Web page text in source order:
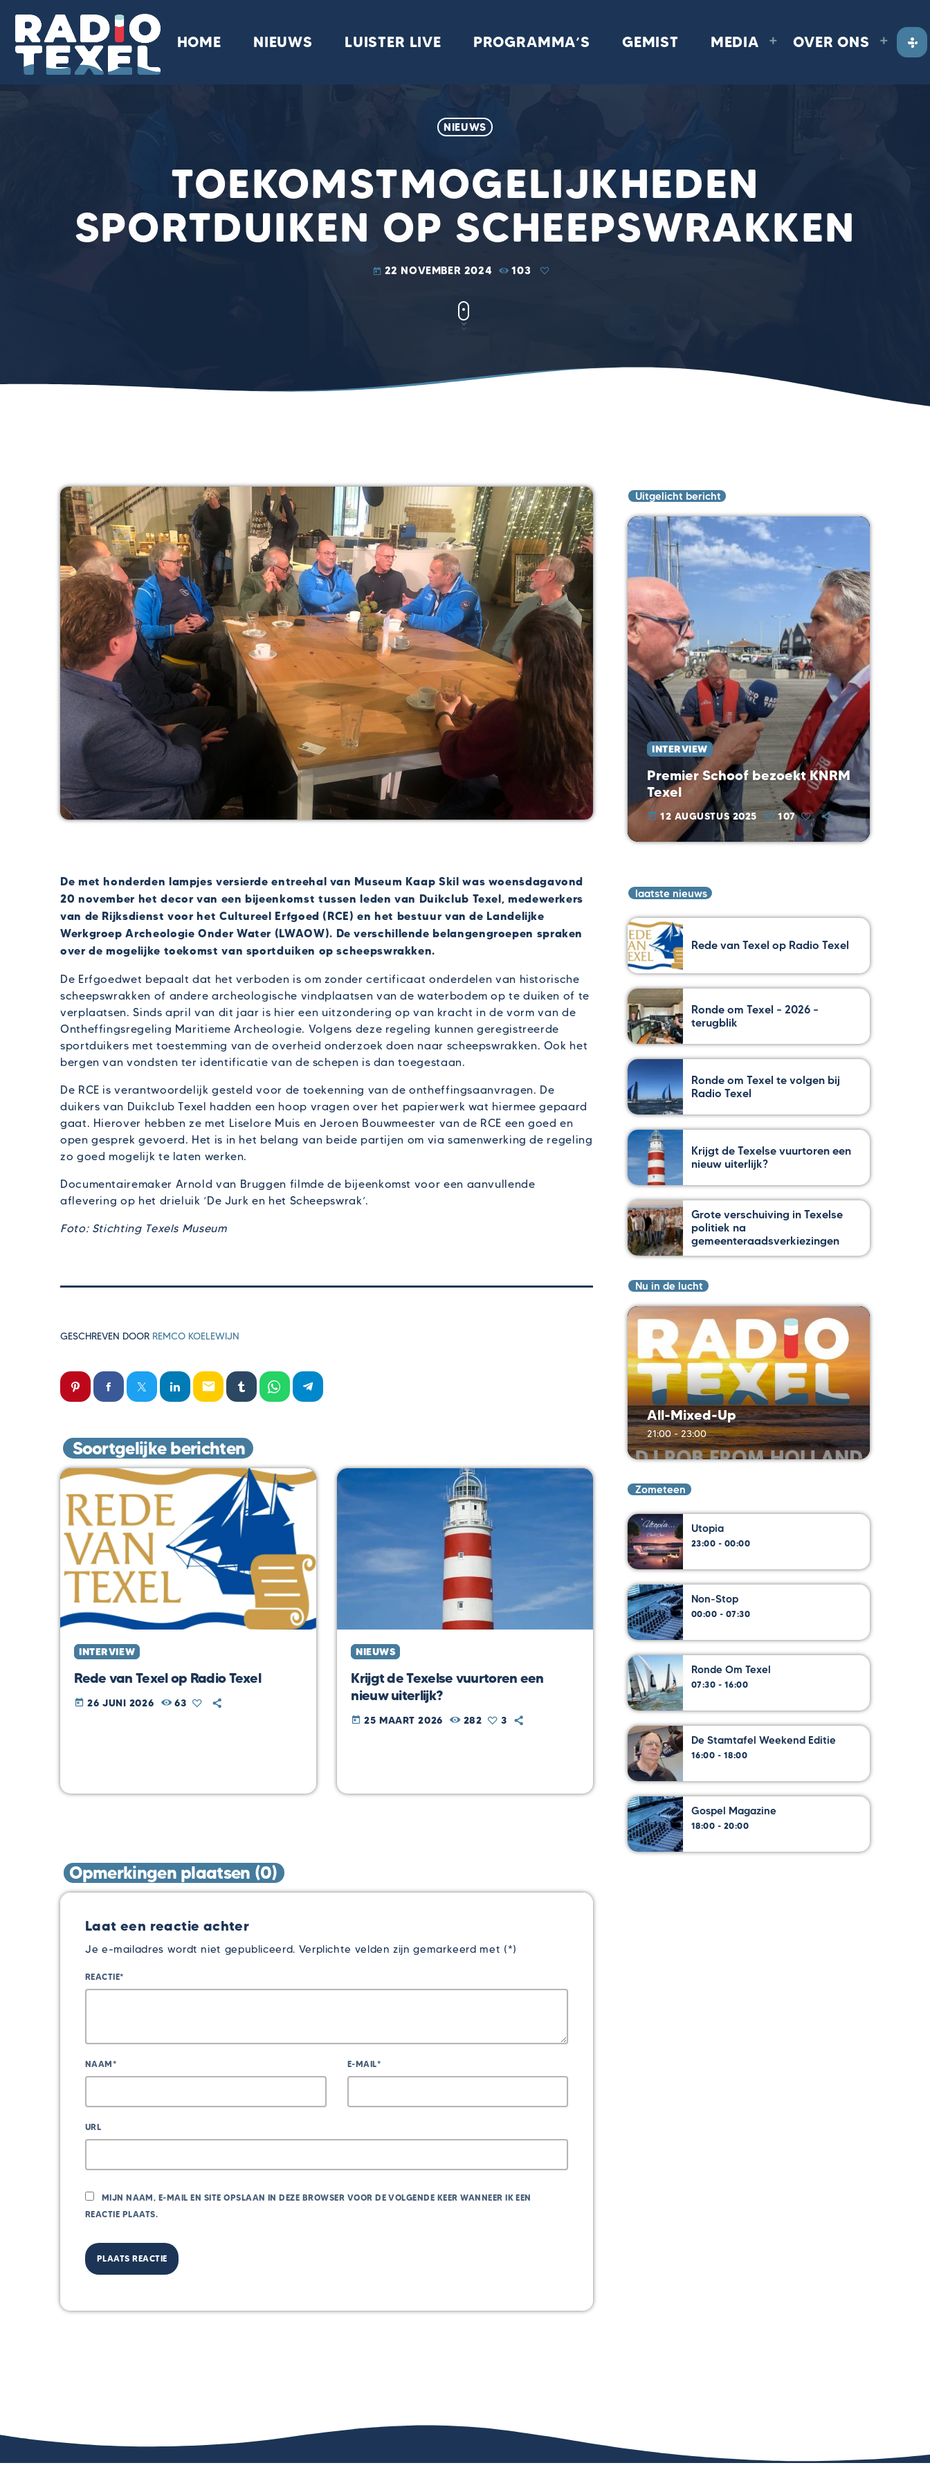
HOME NIEUWS LUISTER LIVE PROGRAMMA’S GEMIST MEDIA OVER ONS
NIEUWS
TOEKOMSTMOGELIJKHEDEN
SPORTDUIKEN OP SCHEEPSWRAKKEN
today 22 NOVEMBER 2024 103
De met honderden lampjes versierde entreehal van Museum Kaap Skil was woensdagavond
20 november het decor van een bijeenkomst tussen leden van Duikclub Texel, medewerkers
van de Rijksdienst voor het Cultureel Erfgoed (RCE) en het bestuur van de Landelijke
Werkgroep Archeologie Onder Water (LWAOW). De verschillende belangengroepen spraken
over de mogelijke toekomst van sportduiken op scheepswrakken.
De Erfgoedwet bepaalt dat het verboden is om zonder certificaat onderdelen van historische
scheepswrakken of andere archeologische vindplaatsen van de waterbodem op te duiken of te
verplaatsen. Sinds april van dit jaar is hier een uitzondering op van kracht in de vorm van de
Ontheffingsregeling Maritieme Archeologie. Volgens deze regeling kunnen geregistreerde
sportduikers met toestemming van de overheid onderzoek doen naar scheepswrakken. Ook het
bergen van vondsten ter identificatie van de schepen is dan toegestaan.
De RCE is verantwoordelijk gesteld voor de toekenning van de ontheffingsaanvragen. De
duikers van Duikclub Texel hadden een hoop vragen over het papierwerk wat hiermee gepaard
gaat. Hierover hebben ze met Liselore Muis en Jeroen Bouwmeester van de RCE een goed en
open gesprek gevoerd. Het is in het belang van beide partijen om via samenwerking de regeling
zo goed mogelijk te laten werken.
Documentairemaker Arnold van Bruggen filmde de bijeenkomst voor een aanvullende
aflevering op het drieluik ‘De Jurk en het Scheepswrak’.
Foto: Stichting Texels Museum
GESCHREVEN DOOR REMCO KOELEWIJN
email
Soortgelijke berichten
INTERVIEW
Rede van Texel op Radio Texel
today 26 JUNI 2026 63
NIEUWS
Krijgt de Texelse vuurtoren een
nieuw uiterlijk?
today 25 MAART 2026 282 3
Opmerkingen plaatsen (0)
Laat een reactie achter
Je e-mailadres wordt niet gepubliceerd. Verplichte velden zijn gemarkeerd met (*)
REACTIE*
NAAM* E-MAIL*
URL
MIJN NAAM, E-MAIL EN SITE OPSLAAN IN DEZE BROWSER VOOR DE VOLGENDE KEER WANNEER IK EEN
REACTIE PLAATS.
Uitgelicht bericht
INTERVIEW
Premier Schoof bezoekt KNRM
Texel
today 12 AUGUSTUS 2025 107
laatste nieuws
Rede van Texel op Radio Texel
Ronde om Texel – 2026 –
terugblik
Ronde om Texel te volgen bij
Radio Texel
Krijgt de Texelse vuurtoren een
nieuw uiterlijk?
Grote verschuiving in Texelse
politiek na
gemeenteraadsverkiezingen
Nu in de lucht
All-Mixed-Up
21:00 - 23:00
Zometeen
Utopia
23:00 - 00:00
Non-Stop
00:00 - 07:30
Ronde Om Texel
07:30 - 16:00
De Stamtafel Weekend Editie
16:00 - 18:00
Gospel Magazine
18:00 - 20:00